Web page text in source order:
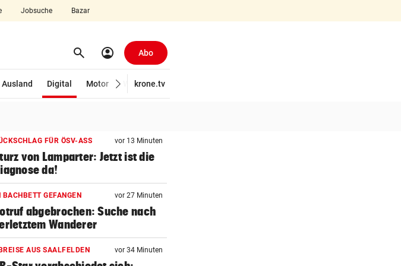
Jobsuche Bazar
search Suchen
account_circle Abo
Ausland Digital
Motor
Wirtschaft
krone.tv
FÜR ÖSV-ASS vor 13 Minuten
von Lamparter: Jetzt ist die
da!
BACHBETT GEFANGEN vor 27 Minuten
abgebrochen: Suche nach
Wanderer
AUS SAALFELDEN vor 34 Minuten